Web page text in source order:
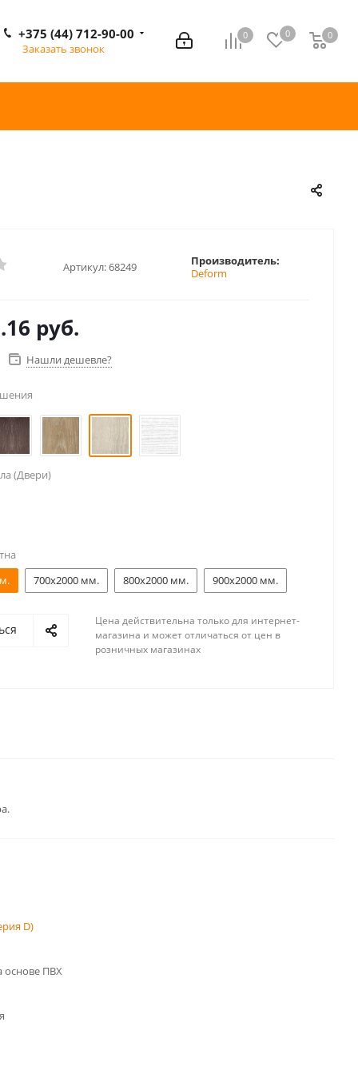
0 0 0
0
+375 (44) 712-90-00
Заказать звонок
Артикул:68249
Производитель:
Deform
руб.
Нашли дешевле?
(Двери)
700x2000 мм. 800x2000 мм. 900x2000 мм.
Цена действительна только для интернет-
магазина и может отличаться от цен в
розничных магазинах
D)
основе ПВХ